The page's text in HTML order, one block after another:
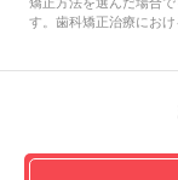
す。歯科矯正治療にお